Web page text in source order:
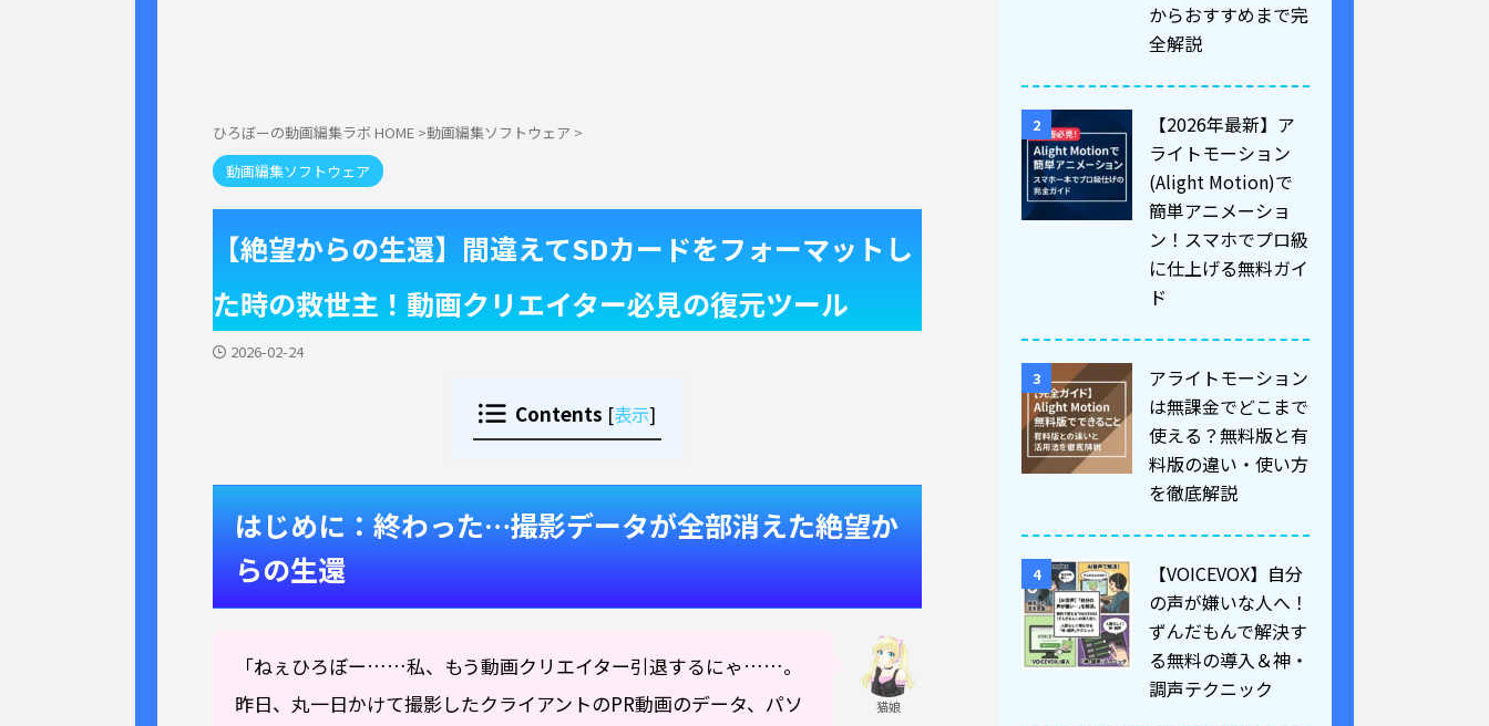
ひろぼーの動画編集ラボ HOME >動画編集ソフトウェア >
動画編集ソフトウェア
【絶望からの生還】間違えてSDカードをフォーマットし
た時の救世主！動画クリエイター必見の復元ツール
2026-02-24
Contents [表示]
はじめに：終わった…撮影データが全部消えた絶望か
らの生還
「ねぇひろぼー……私、もう動画クリエイター引退するにゃ……。
昨日、丸一日かけて撮影したクライアントのPR動画のデータ、パソ
猫娘
からおすすめまで完
全解説
2
【2026年最新】ア
ライトモーション
(Alight Motion)で
簡単アニメーショ
ン！スマホでプロ級
に仕上げる無料ガイ
ド
3
アライトモーション
は無課金でどこまで
使える？無料版と有
料版の違い・使い方
を徹底解説
4
【VOICEVOX】自分
の声が嫌いな人へ！
ずんだもんで解決す
る無料の導入＆神・
調声テクニック